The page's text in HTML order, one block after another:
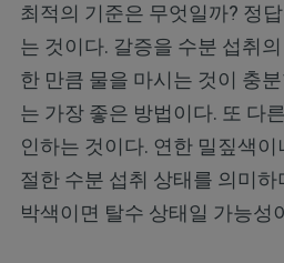
최적의 기준은 무엇일까? 정
는 것이다. 갈증을 수분 섭취
한 만큼 물을 마시는 것이 충
는 가장 좋은 방법이다. 또 다
인하는 것이다. 연한 밀짚색
절한 수분 섭취 상태를 의미하
박색이면 탈수 상태일 가능성